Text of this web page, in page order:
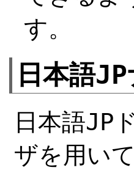
す。
日本語
日本語JP
ザを用い